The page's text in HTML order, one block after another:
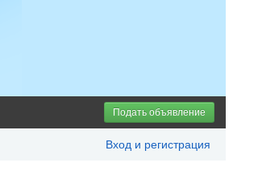
Вход и регистрация
Подать объявление